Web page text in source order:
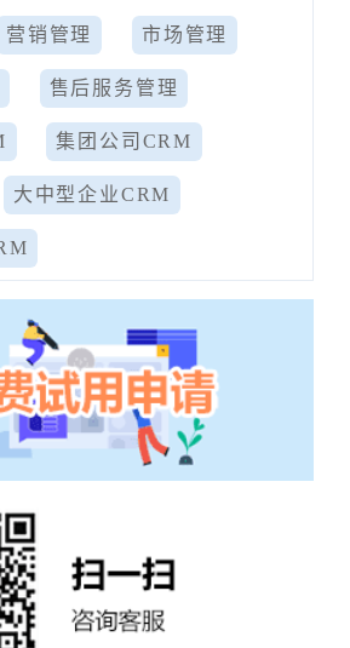
营销管理 市场管理
售后服务管理
集团公司CRM
大中型企业CRM